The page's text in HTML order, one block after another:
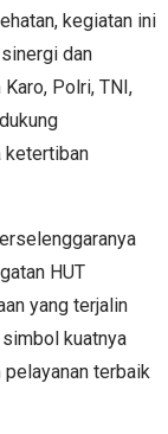
kegiatan ini
dan
Polri, TNI,
ketertiban
HUT
yang terjalin
kuatnya
terbaik